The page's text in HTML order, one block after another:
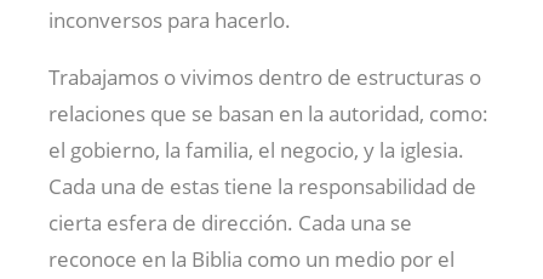
inconversos para hacerlo.
Trabajamos o vivimos dentro de estructuras o
relaciones que se basan en la autoridad, como:
el gobierno, la familia, el negocio, y la iglesia.
Cada una de estas tiene la responsabilidad de
cierta esfera de dirección. Cada una se
reconoce en la Biblia como un medio por el